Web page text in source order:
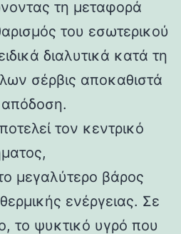
τη μεταφορά
του εσωτερικού
διαλυτικά κατά τη
σέρβις αποκαθιστά
τον κεντρικό
μεγαλύτερο βάρος
ενέργειας. Σε
το ψυκτικό υγρό που